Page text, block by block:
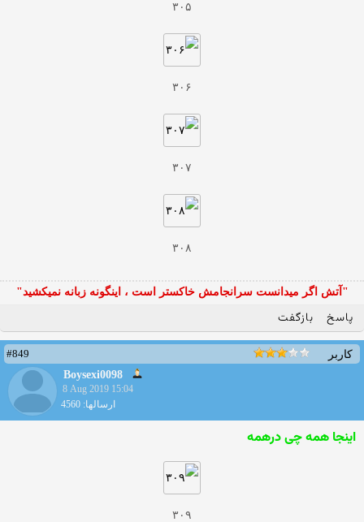
۳۰۵
۳۰۶
۳۰۷
۳۰۸
"آتش اگر ميدانست سرانجامش خاكستر است ، اينگونه زبانه نميكشيد"
پاسخ بازگفت
کاربر
#849
Boysexi0098
8 Aug 2019 15:04
ارسالها: 4560
اینجا همه چی درهمه
۳۰۹